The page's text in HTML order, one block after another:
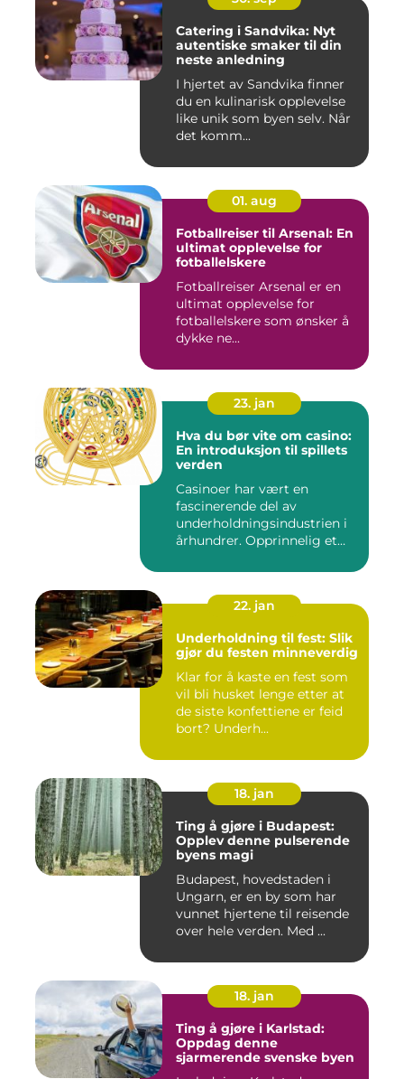
Catering i Sandvika: Nyt
autentiske smaker til din
neste anledning
I hjertet av Sandvika finner
du en kulinarisk opplevelse
like unik som byen selv. Når
det komm...
01. aug
Fotballreiser til Arsenal: En
ultimat opplevelse for
fotballelskere
Fotballreiser Arsenal er en
ultimat opplevelse for
fotballelskere som ønsker å
dykke ne...
23. jan
Hva du bør vite om casino:
En introduksjon til spillets
verden
Casinoer har vært en
fascinerende del av
underholdningsindustrien i
århundrer. Opprinnelig et
22. jan
Underholdning til fest: Slik
gjør du festen minneverdig
Klar for å kaste en fest som
vil bli husket lenge etter at
de siste konfettiene er feid
bort? Underh...
18. jan
Ting å gjøre i Budapest:
Opplev denne pulserende
byens magi
Budapest, hovedstaden i
Ungarn, er en by som har
vunnet hjertene til reisende
over hele verden. Med ...
18. jan
Ting å gjøre i Karlstad:
Oppdag denne
sjarmerende svenske byen